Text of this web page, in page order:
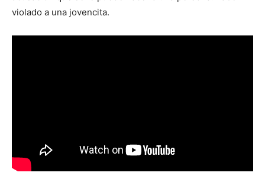
violado a una jovencita.